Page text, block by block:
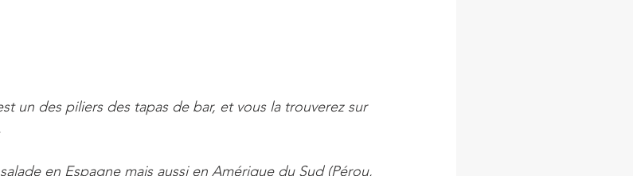
un des piliers des tapas de bar, et vous la trouverez sur
en Espagne mais aussi en Amérique du Sud (Pérou,